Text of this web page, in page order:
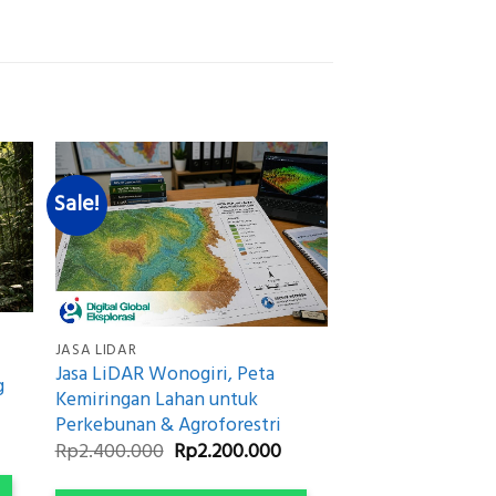
Sale!
JASA LIDAR
Jasa LiDAR Wonogiri, Peta
Kemiringan Lahan untuk
Perkebunan & Agroforestri
Rp2.400.000 Original
price
was:
Rp2.200.000Current
is: